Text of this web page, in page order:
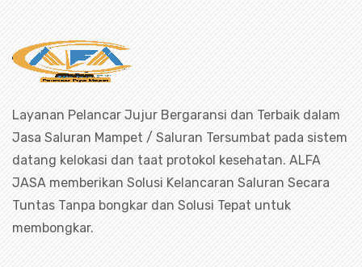
Layanan Pelancar Jujur Bergaransi dan Terbaik dalam
Jasa Saluran Mampet / Saluran Tersumbat pada sistem
datang kelokasi dan taat protokol kesehatan. ALFA
JASA memberikan Solusi Kelancaran Saluran Secara
Tuntas Tanpa bongkar dan Solusi Tepat untuk
membongkar.